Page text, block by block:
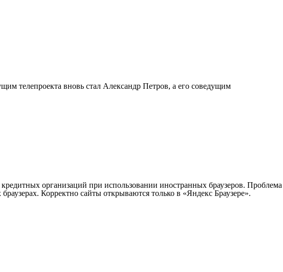
телепроекта вновь стал Александр Петров, а его соведущим
организаций при использовании иностранных браузеров. Проблема
Корректно сайты открываются только в «Яндекс Браузере».